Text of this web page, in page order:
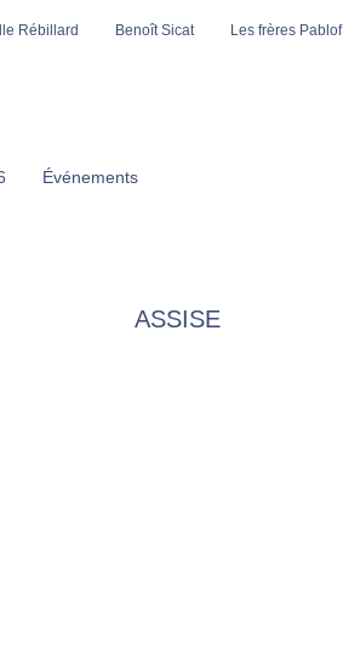
Rébillard Benoît Sicat Les frères Pablof
Événements
ASSISE